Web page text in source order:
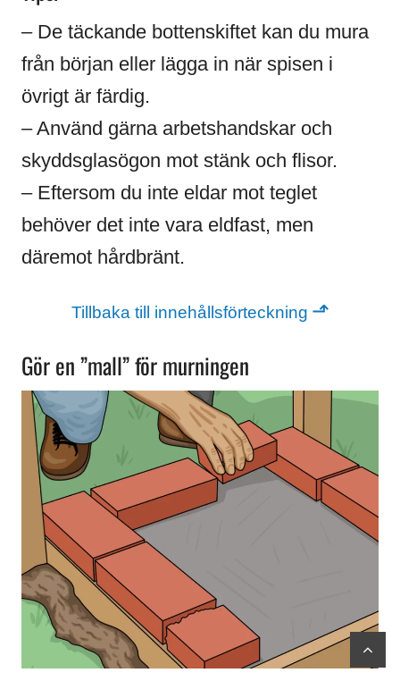
– De täckande bottenskiftet kan du mura
från början eller lägga in när spisen i
övrigt är färdig.
– Använd gärna arbetshandskar och
skyddsglasögon mot stänk och flisor.
– Eftersom du inte eldar mot teglet
behöver det inte vara eldfast, men
däremot hårdbränt.
Tillbaka till innehållsförteckning ⬏
Gör en ”mall” för murningen